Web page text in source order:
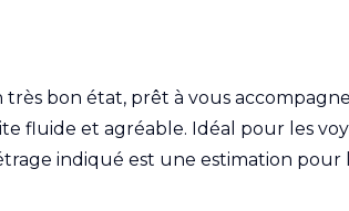
très bon état, prêt à vous
fluide et agréable. Idéal pour les
indiqué est une estimation pour